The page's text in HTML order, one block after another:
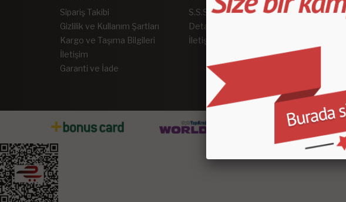
Sipariş Takibi
Gizlilik ve Kullanım Şartları
Kargo ve Taşıma Bilgileri
İletişim
Garanti ve İade
S.S.S.
Detaylı Arama
İletişim
Ana